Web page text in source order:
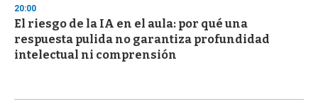
20:00
El riesgo de la IA en el aula: por qué una
respuesta pulida no garantiza profundidad
intelectual ni comprensión